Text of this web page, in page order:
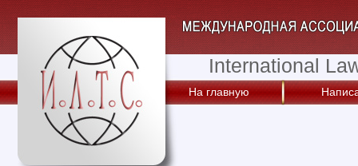
International
На главную